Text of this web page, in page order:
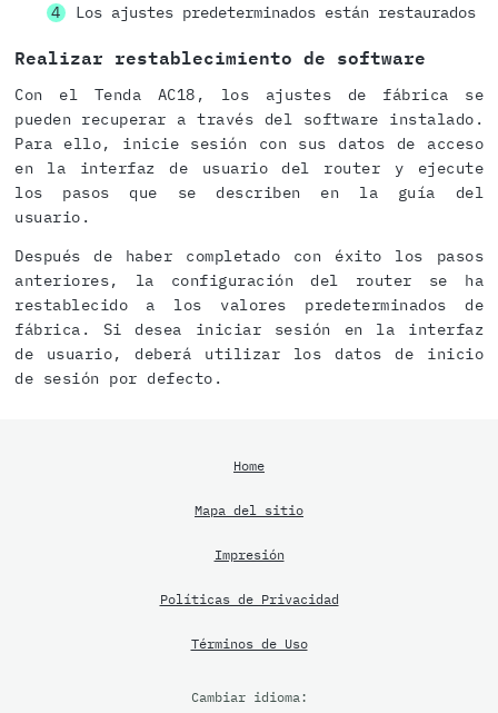
Los ajustes predeterminados están restaurados
Realizar restablecimiento de software
Con el Tenda AC18, los ajustes de fábrica se
pueden recuperar a través del software instalado.
Para ello, inicie sesión con sus datos de acceso
en la interfaz de usuario del router y ejecute
los pasos que se describen en la guía del
usuario.
Después de haber completado con éxito los pasos
anteriores, la configuración del router se ha
restablecido a los valores predeterminados de
fábrica. Si desea iniciar sesión en la interfaz
de usuario, deberá utilizar los datos de inicio
de sesión por defecto.
Home
Mapa del sitio
Impresión
Políticas de Privacidad
Términos de Uso
Cambiar idioma: